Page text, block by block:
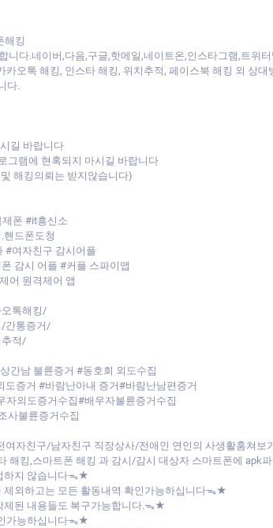
해킹
니다.네이버,다음,구글,핫메일,네이트온,인스타그램,트위
오톡 해킹, 인스타 해킹, 위치추적, 페이스북 해킹 외 상
다.
길 바랍니다
그램에 현혹되지 마시길 바랍니다
해킹의뢰는 받지않습니다)
폰 #it흥신소
핸드폰도청
#여자친구 감시어플
감시 어플 #커플 스파이앱
어 원격제어 앱
톡해킹/
/간통증거/
추적/
간남 불륜증거 #동호회 외도수집
증거 #바람난아내 증거#바람난남편증거
외도증거수집#배우자불륜증거수집
사불륜증거수집
자친구/남자친구 직장상사/전애인 연인의 사생활훔쳐보
해킹,스마트폰 해킹 과 감시/감시 대상자 스마트폰에
하지 않습니다ᯓ★
제외하고는 모든 활동내역 확인가능하십니다ᯓ★
제된 내용들도 복구가능합니다.ᯓ★
가능하십니다ᯓ★